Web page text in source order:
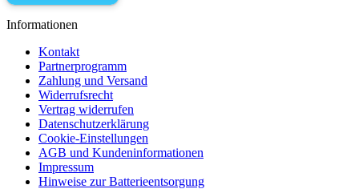
Informationen
Kontakt
Partnerprogramm
Zahlung und Versand
Widerrufsrecht
Vertrag widerrufen
Datenschutzerklärung
Cookie-Einstellungen
AGB und Kundeninformationen
Impressum
Hinweise zur Batterieentsorgung